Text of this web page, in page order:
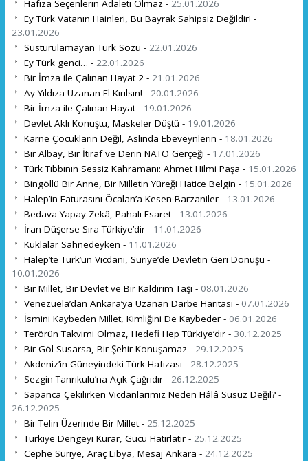
Hafıza Seçenlerin Adaleti Olmaz - 25.01.2026
Ey Türk Vatanın Hainleri, Bu Bayrak Sahipsiz Değildir! -
23.01.2026
Susturulamayan Türk Sözü - 22.01.2026
Ey Türk genci… - 22.01.2026
Bir İmza ile Çalınan Hayat 2 - 21.01.2026
Ay-Yıldıza Uzanan El Kırılsın! - 20.01.2026
Bir İmza ile Çalınan Hayat - 19.01.2026
Devlet Aklı Konuştu, Maskeler Düştü - 19.01.2026
Karne Çocukların Değil, Aslında Ebeveynlerin - 18.01.2026
Bir Albay, Bir İtiraf ve Derin NATO Gerçeği - 17.01.2026
Türk Tıbbının Sessiz Kahramanı: Ahmet Hilmi Paşa - 15.01.2026
Bingöllü Bir Anne, Bir Milletin Yüreği Hatice Belgin - 15.01.2026
Halep’in Faturasını Öcalan’a Kesen Barzaniler - 13.01.2026
Bedava Yapay Zekâ, Pahalı Esaret - 13.01.2026
İran Düşerse Sıra Türkiye’dir - 11.01.2026
Kuklalar Sahnedeyken - 11.01.2026
Halep’te Türk’ün Vicdanı, Suriye’de Devletin Geri Dönüşü -
10.01.2026
Bir Millet, Bir Devlet ve Bir Kaldırım Taşı - 08.01.2026
Venezuela’dan Ankara’ya Uzanan Darbe Haritası - 07.01.2026
İsmini Kaybeden Millet, Kimliğini De Kaybeder - 06.01.2026
Terörün Takvimi Olmaz, Hedefi Hep Türkiye’dır - 30.12.2025
Bir Göl Susarsa, Bir Şehir Konuşamaz - 29.12.2025
Akdeniz’in Güneyindeki Türk Hafızası - 28.12.2025
Sezgin Tanrıkulu’na Açık Çağrıdır - 26.12.2025
Sapanca Çekilirken Vicdanlarımız Neden Hâlâ Susuz Değil? -
26.12.2025
Bir Telin Üzerinde Bir Millet - 25.12.2025
Türkiye Dengeyi Kurar, Gücü Hatırlatır - 25.12.2025
Cephe Suriye, Araç Libya, Mesaj Ankara - 24.12.2025